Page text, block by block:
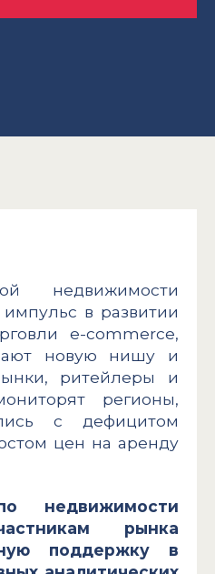
недвижимости
в развитии
e-commerce,
новую нишу и
ритейлеры и
регионы,
с дефицитом
цен на аренду
недвижимости
рынка
поддержку в